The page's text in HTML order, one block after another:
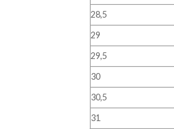
28,5
29
29,5
30
30,5
31